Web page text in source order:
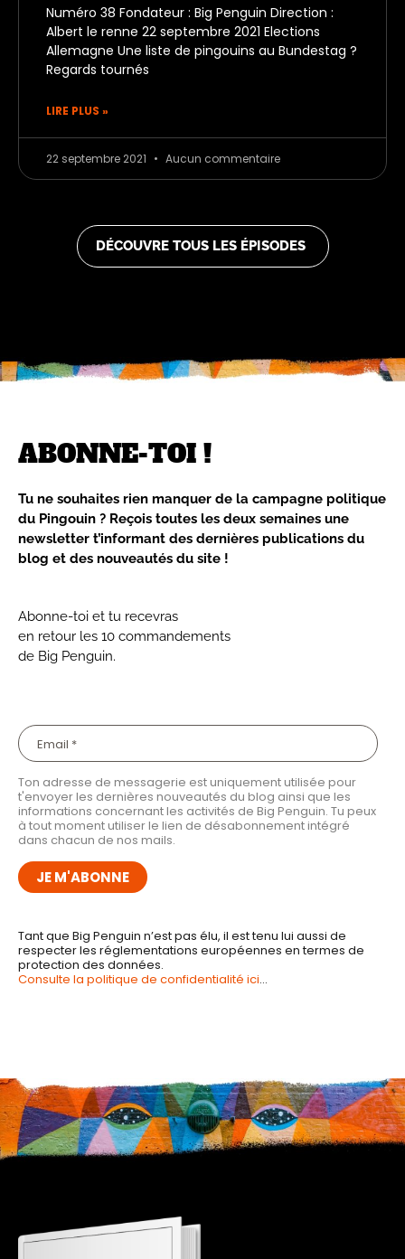
Numéro 38 Fondateur : Big Penguin Direction :
Albert le renne 22 septembre 2021 Elections
Allemagne Une liste de pingouins au Bundestag ?
Regards tournés
LIRE PLUS »
22 septembre 2021 Aucun commentaire
DÉCOUVRE TOUS LES ÉPISODES
ABONNE-TOI !
Tu ne souhaites rien manquer de la campagne politique
du Pingouin ? Reçois toutes les deux semaines une
newsletter t’informant des dernières publications du
blog et des nouveautés du site !
Abonne-toi et tu recevras
en retour les 10 commandements
de Big Penguin.
Ton adresse de messagerie est uniquement utilisée pour
t'envoyer les dernières nouveautés du blog ainsi que les
informations concernant les activités de Big Penguin. Tu peux
à tout moment utiliser le lien de désabonnement intégré
dans chacun de nos mails.
Tant que Big Penguin n’est pas élu, il est tenu lui aussi de
respecter les réglementations européennes en termes de
protection des données.
Consulte la politique de confidentialité ici…